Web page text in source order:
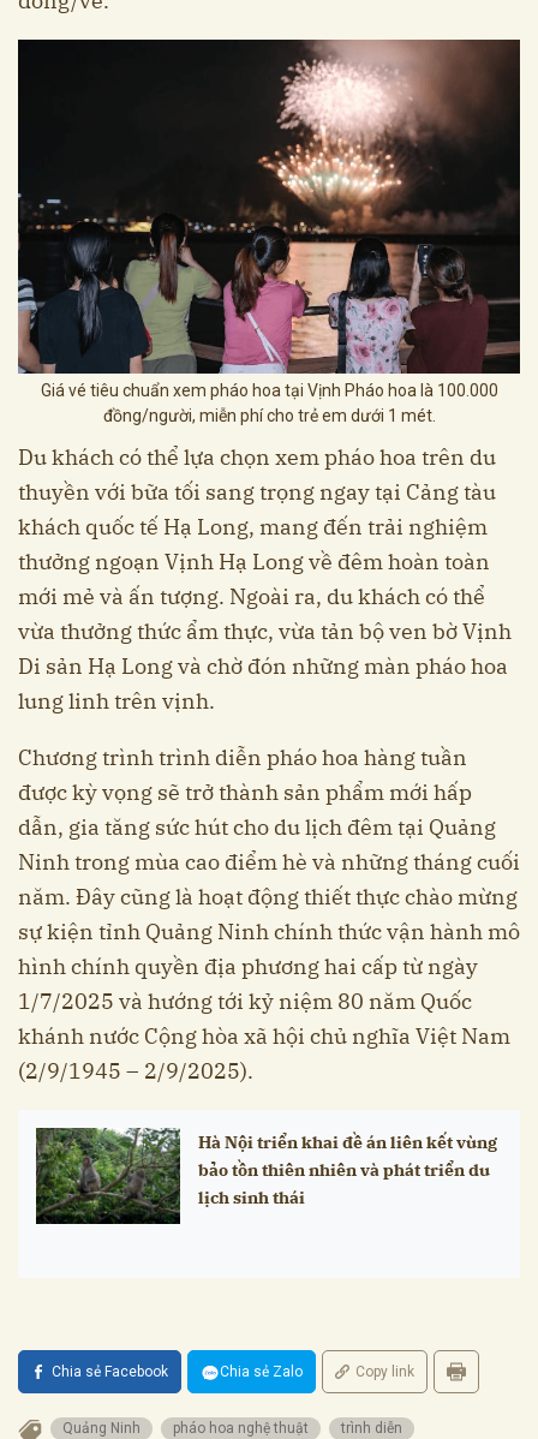
Giá vé tiêu chuẩn xem pháo hoa tại Vịnh Pháo hoa là 100.000
đồng/người, miễn phí cho trẻ em dưới 1 mét.
Du khách có thể lựa chọn xem pháo hoa trên du
thuyền với bữa tối sang trọng ngay tại Cảng tàu
khách quốc tế Hạ Long, mang đến trải nghiệm
thưởng ngoạn Vịnh Hạ Long về đêm hoàn toàn
mới mẻ và ấn tượng. Ngoài ra, du khách có thể
vừa thưởng thức ẩm thực, vừa tản bộ ven bờ Vịnh
Di sản Hạ Long và chờ đón những màn pháo hoa
lung linh trên vịnh.
Chương trình trình diễn pháo hoa hàng tuần
được kỳ vọng sẽ trở thành sản phẩm mới hấp
dẫn, gia tăng sức hút cho du lịch đêm tại Quảng
Ninh trong mùa cao điểm hè và những tháng cuối
năm. Đây cũng là hoạt động thiết thực chào mừng
sự kiện tỉnh Quảng Ninh chính thức vận hành mô
hình chính quyền địa phương hai cấp từ ngày
1/7/2025 và hướng tới kỷ niệm 80 năm Quốc
khánh nước Cộng hòa xã hội chủ nghĩa Việt Nam
(2/9/1945 – 2/9/2025).
Hà Nội triển khai đề án liên kết vùng
bảo tồn thiên nhiên và phát triển du
lịch sinh thái
Chia sẻ Facebook Chia sẻ Zalo Copy link
Quảng Ninh pháo hoa nghệ thuật trình diễn